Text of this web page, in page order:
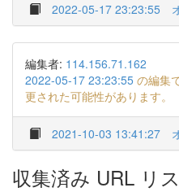
2022-05-17 23:23:55
編集者: 114.156.71.162
2022-05-17 23:23:55 の編集
更された可能性があります。
2021-10-03 13:41:27
収集済み URL リ